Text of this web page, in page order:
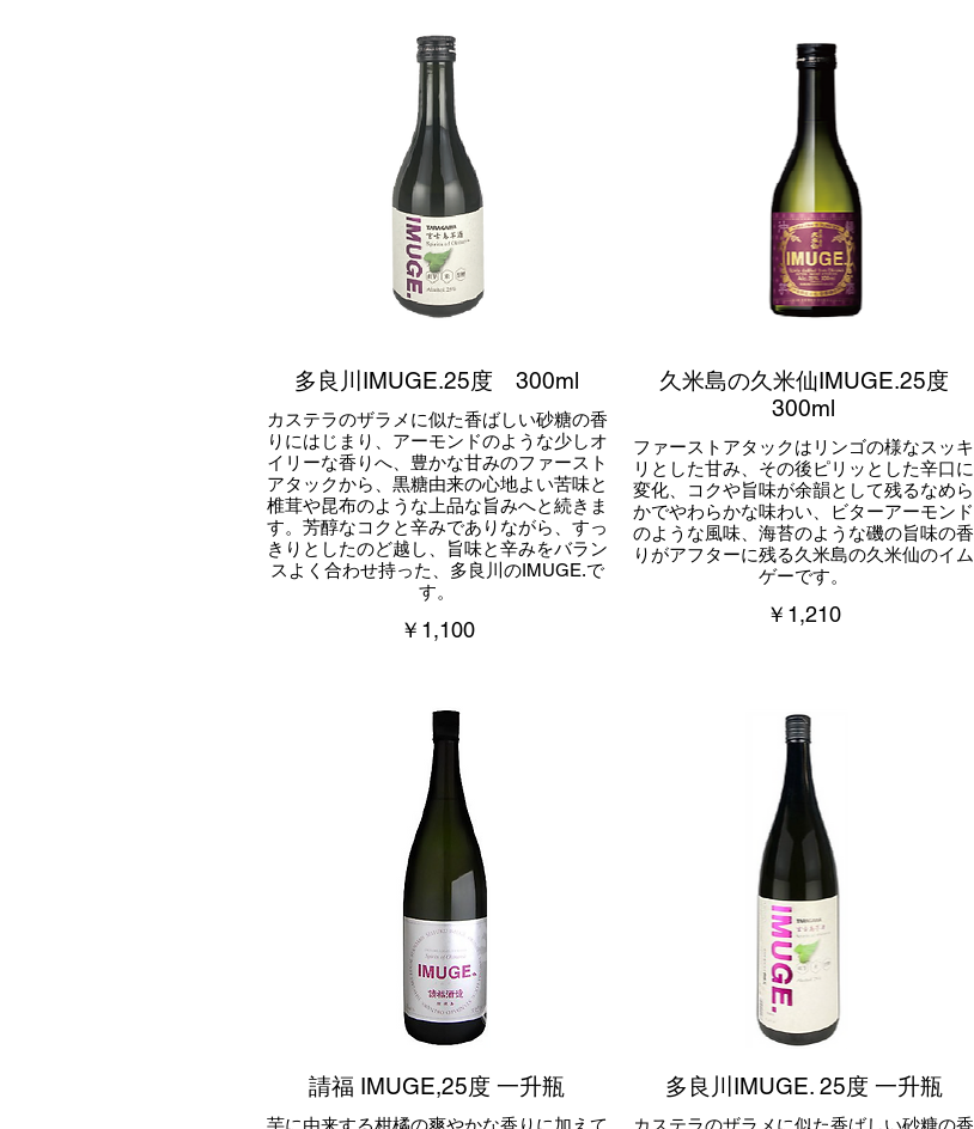
多良川IMUGE.25度 300ml
カステラのザラメに似た香ばしい砂糖の香
りにはじまり、アーモンドのような少しオ
イリーな香りへ、豊かな甘みのファースト
アタックから、黒糖由来の心地よい苦味と
椎茸や昆布のような上品な旨みへと続きま
す。芳醇なコクと辛みでありながら、すっ
きりとしたのど越し、旨味と辛みをバラン
スよく合わせ持った、多良川のIMUGE.で
す。
￥1,100
久米島の久米仙IMUGE.25度
300ml
ファーストアタックはリンゴの様なスッキ
リとした甘み、その後ピリッとした辛口に
変化、コクや旨味が余韻として残るなめら
かでやわらかな味わい、ビターアーモンド
のような風味、海苔のような磯の旨味の香
りがアフターに残る久米島の久米仙のイム
ゲーです。
￥1,210
請福 IMUGE,25度 一升瓶
芋に由来する柑橘の爽やかな香りに加えて
多良川IMUGE. 25度 一升瓶
カステラのザラメに似た香ばしい砂糖の香